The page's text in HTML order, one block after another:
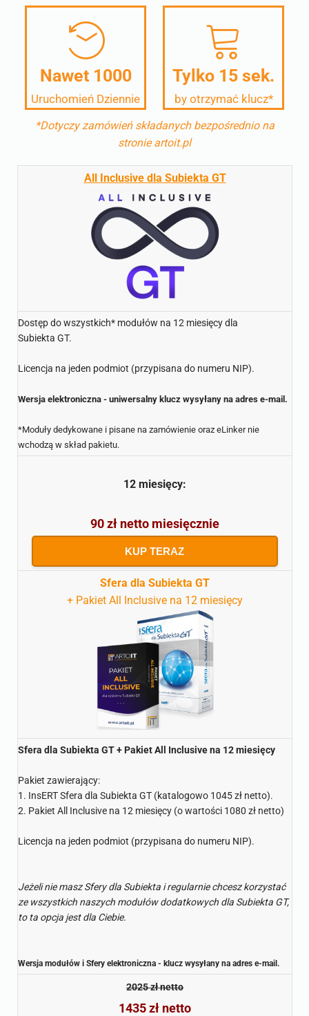
Nawet 1000
Uruchomień Dziennie
Tylko 15 sek.
by otrzymać klucz*
*Dotyczy zamówień składanych bezpośrednio na
stronie artoit.pl
All Inclusive dla Subiekta GT
Dostęp do wszystkich* modułów na 12 miesięcy dla
Subiekta GT.
Licencja na jeden podmiot (przypisana do numeru NIP).
Wersja elektroniczna - uniwersalny klucz wysyłany na adres e-mail.
*Moduły dedykowane i pisane na zamówienie oraz eLinker nie
wchodzą w skład pakietu.
12 miesięcy:
90 zł netto miesięcznie
KUP TERAZ
Sfera dla Subiekta GT
+ Pakiet All Inclusive na 12 miesięcy
Sfera dla Subiekta GT + Pakiet All Inclusive na 12 miesięcy
Pakiet zawierający:
1. InsERT Sfera dla Subiekta GT (katalogowo 1045 zł netto).
2. Pakiet All Inclusive na 12 miesięcy (o wartości 1080 zł netto)
Licencja na jeden podmiot (przypisana do numeru NIP).
Jeżeli nie masz Sfery dla Subiekta i regularnie chcesz korzystać
ze wszystkich naszych modułów dodatkowych dla Subiekta GT,
to ta opcja jest dla Ciebie.
Wersja modułów i Sfery elektroniczna - klucz wysyłany na adres e-mail.
2025 zł netto
1435 zł netto